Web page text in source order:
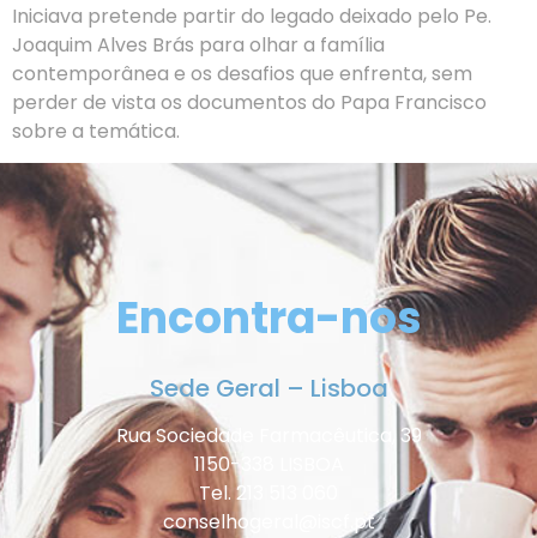
Iniciava pretende partir do legado deixado pelo Pe.
Joaquim Alves Brás para olhar a família
contemporânea e os desafios que enfrenta, sem
perder de vista os documentos do Papa Francisco
sobre a temática.
Encontra-nos
Sede Geral – Lisboa
Rua Sociedade Farmacêutica, 39
1150-338 LISBOA
Tel. 213 513 060
conselhogeral@iscf.pt